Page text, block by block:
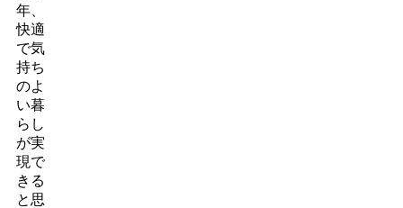
年、
快適
で気
持ち
のよ
い暮
らし
が実
現で
きる
と思